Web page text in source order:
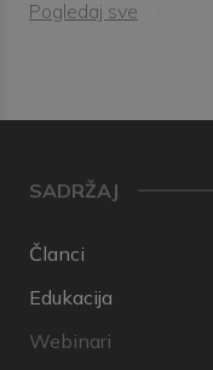
Pogledaj sve
SADRŽAJ
Članci
Edukacija
Webinari